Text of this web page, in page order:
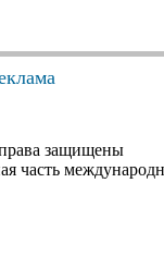
защищены
часть